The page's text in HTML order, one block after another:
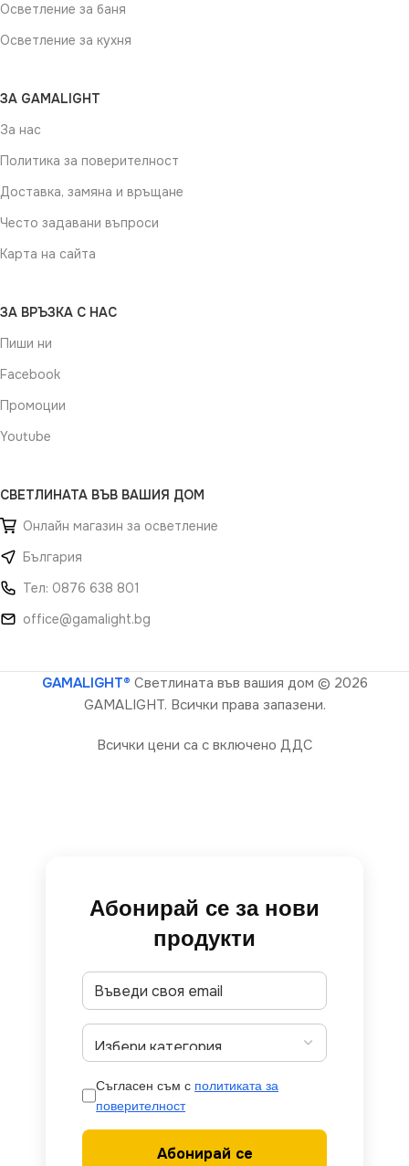
Осветление за баня
Осветление за кухня
ЗА GAMALIGHT
За нас
Политика за поверителност
Доставка, замяна и връщане
Често задавани въпроси
Карта на сайта
ЗА ВРЪЗКА С НАС
Пиши ни
Facebook
Промоции
Youtube
СВЕТЛИНАТА ВЪВ ВАШИЯ ДОМ
Онлайн магазин за осветление
България
Тел: 0876 638 801
office@gamalight.bg
GAMALIGHT® Светлината във вашия дом © 2026
GAMALIGHT. Всички права запазени.
Всички цени са с включено ДДС
Абонирай се за нови
продукти
Съгласен съм с политиката за
поверителност
Абонирай се